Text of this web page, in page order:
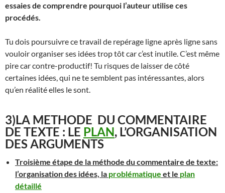
essaies de comprendre pourquoi l’auteur utilise ces
procédés.
Tu dois poursuivre ce travail de repérage ligne après ligne sans
vouloir organiser ses idées trop tôt car c’est inutile. C’est même
pire car contre-productif! Tu risques de laisser de côté
certaines idées, qui ne te semblent pas intéressantes, alors
qu’en réalité elles le sont.
3)LA METHODE DU COMMENTAIRE
DE TEXTE : LE PLAN, L’ORGANISATION
DES ARGUMENTS
Troisième étape de la méthode du commentaire de texte:
l’organisation des idées, la problématique et le plan
détaillé